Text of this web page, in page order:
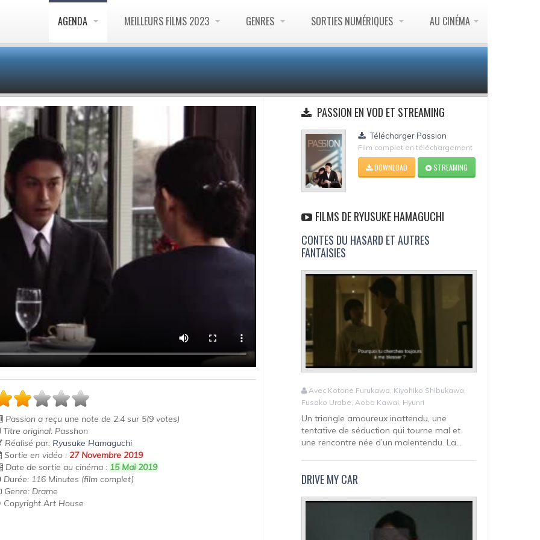
AGENDA MEILLEURS FILMS 2023 GENRES SORTIES NUMÉRIQUES AU CINÉMA
Passion a reçu une note de 2.4 sur 5(9 votes)
Titre original: Passhon
Réalisé par: Ryusuke Hamaguchi
Sortie en vidéo : 27 Novembre 2019
Date de sortie au cinéma : 15 Mai 2019
Durée: 116 Minutes (film complet)
Genre: Drame
Art House
PASSION EN VOD ET STREAMING
Télécharger Passion
Film complet en téléchargement
DOWNLOAD STREAMING
FILMS DE RYUSUKE HAMAGUCHI
CONTES DU HASARD ET AUTRES
FANTAISIES
Avec Kotone Furukawa, Kiyohiko Shibukawa,
Fusako Urabe, Aoba Kawai, Hyunri
Un triangle amoureux inattendu, une
tentative de séduction qui tourne mal et
une rencontre née d’un malentendu. La...
DRIVE MY CAR